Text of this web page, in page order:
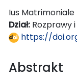
Ius Matrimoniale
Dział: Rozprawy
https://
Abstrakt